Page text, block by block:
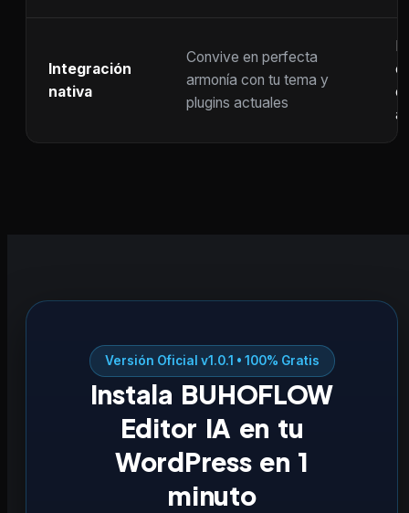
Integración
nativa
Convive en perfecta
armonía con tu tema y
plugins actuales
Versión Oficial v1.0.1 • 100% Gratis
Instala BUHOFLOW
Editor IA en tu
WordPress en 1
minuto